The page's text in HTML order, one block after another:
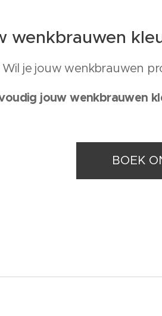
wenkbrauwen
Wil je jouw wenkbrauwen
jouw wenkbrauwen
BOEK